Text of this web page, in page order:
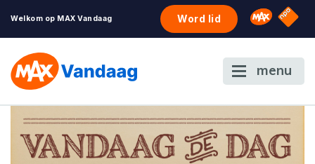
Welkom op MAX Vandaag Word lid Omroep
NPO
menu